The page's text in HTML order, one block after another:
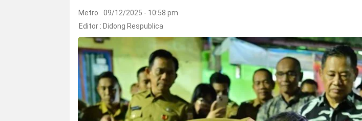
Metro
09/12/2025 - 10:58 pm
Editor : Didong Respublica